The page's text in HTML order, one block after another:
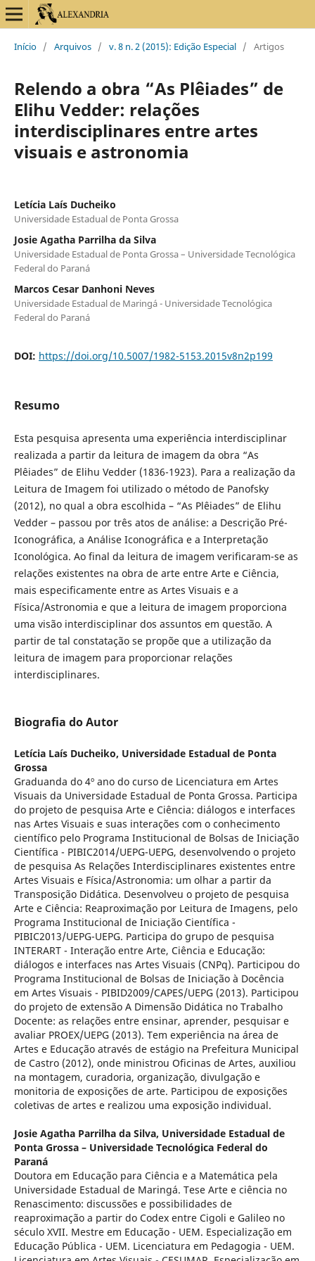
Início / Arquivos / v. 8 n. 2 (2015): Edição Especial / Artigos
Relendo a obra “As Plêiades” de
Elihu Vedder: relações
interdisciplinares entre artes
visuais e astronomia
Letícia Laís Ducheiko
Universidade Estadual de Ponta Grossa
Josie Agatha Parrilha da Silva
Universidade Estadual de Ponta Grossa – Universidade Tecnológica
Federal do Paraná
Marcos Cesar Danhoni Neves
Universidade Estadual de Maringá - Universidade Tecnológica
Federal do Paraná
DOI: https://doi.org/10.5007/1982-5153.2015v8n2p199
Resumo
Esta pesquisa apresenta uma experiência interdisciplinar
realizada a partir da leitura de imagem da obra “As
Plêiades” de Elihu Vedder (1836-1923). Para a realização da
Leitura de Imagem foi utilizado o método de Panofsky
(2012), no qual a obra escolhida – “As Plêiades” de Elihu
Vedder – passou por três atos de análise: a Descrição Pré-
Iconográfica, a Análise Iconográfica e a Interpretação
Iconológica. Ao final da leitura de imagem verificaram-se as
relações existentes na obra de arte entre Arte e Ciência,
mais especificamente entre as Artes Visuais e a
Física/Astronomia e que a leitura de imagem proporciona
uma visão interdisciplinar dos assuntos em questão. A
partir de tal constatação se propõe que a utilização da
leitura de imagem para proporcionar relações
interdisciplinares.
Biografia do Autor
Letícia Laís Ducheiko, Universidade Estadual de Ponta
Grossa
Graduanda do 4º ano do curso de Licenciatura em Artes
Visuais da Universidade Estadual de Ponta Grossa. Participa
do projeto de pesquisa Arte e Ciência: diálogos e interfaces
nas Artes Visuais e suas interações com o conhecimento
científico pelo Programa Institucional de Bolsas de Iniciação
Científica - PIBIC2014/UEPG-UEPG, desenvolvendo o projeto
de pesquisa As Relações Interdisciplinares existentes entre
Artes Visuais e Física/Astronomia: um olhar a partir da
Transposição Didática. Desenvolveu o projeto de pesquisa
Arte e Ciência: Reaproximação por Leitura de Imagens, pelo
Programa Institucional de Iniciação Científica -
PIBIC2013/UEPG-UEPG. Participa do grupo de pesquisa
INTERART - Interação entre Arte, Ciência e Educação:
diálogos e interfaces nas Artes Visuais (CNPq). Participou do
Programa Institucional de Bolsas de Iniciação à Docência
em Artes Visuais - PIBID2009/CAPES/UEPG (2013). Participou
do projeto de extensão A Dimensão Didática no Trabalho
Docente: as relações entre ensinar, aprender, pesquisar e
avaliar PROEX/UEPG (2013). Tem experiência na área de
Artes e Educação através de estágio na Prefeitura Municipal
de Castro (2012), onde ministrou Oficinas de Artes, auxiliou
na montagem, curadoria, organização, divulgação e
monitoria de exposições de arte. Participou de exposições
coletivas de artes e realizou uma exposição individual.
Josie Agatha Parrilha da Silva, Universidade Estadual de
Ponta Grossa – Universidade Tecnológica Federal do
Paraná
Doutora em Educação para Ciência e a Matemática pela
Universidade Estadual de Maringá. Tese Arte e ciência no
Renascimento: discussões e possibilidades de
reaproximação a partir do Codex entre Cigoli e Galileo no
século XVII. Mestre em Educação - UEM. Especialização em
Educação Pública - UEM. Licenciatura em Pedagogia - UEM.